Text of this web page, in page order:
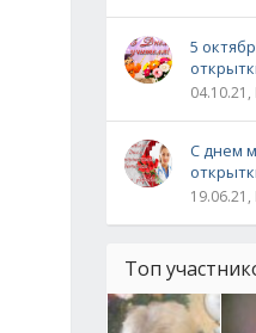
5
С днем
Топ